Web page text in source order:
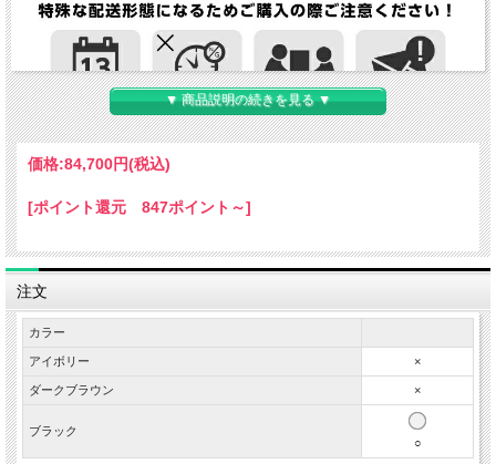
▼ 商品説明の続きを見る ▼
価格:84,700円(税込)
[ポイント還元 847ポイント～]
注文
カラー
アイボリー ×
ダークブラウン ×
ブラック
○